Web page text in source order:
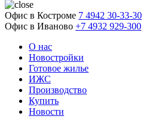
Офис в Костроме 7 4942 30-33-30
Офис в Иваново +7 4932 929-300
О нас
Новостройки
Готовое жилье
ИЖС
Производство
Купить
Новости